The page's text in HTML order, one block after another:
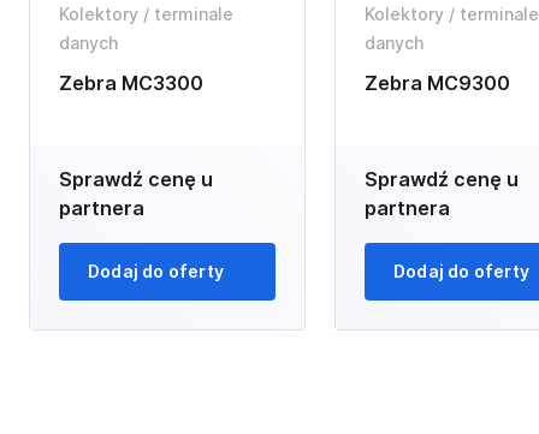
Kolektory / terminale
danych
Zebra MC3300
Sprawdź cenę u
partnera
Dodaj do oferty
Kolektory / terminale
danych
Zebra MC9300
Sprawdź cenę u
partnera
Dodaj do oferty